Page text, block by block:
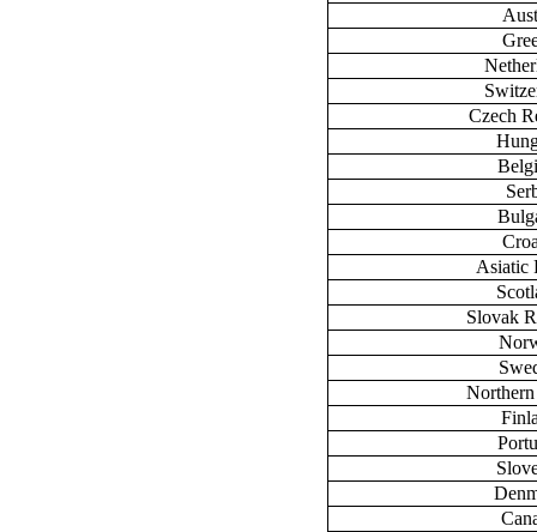
Czech
Asiatic
Slovak